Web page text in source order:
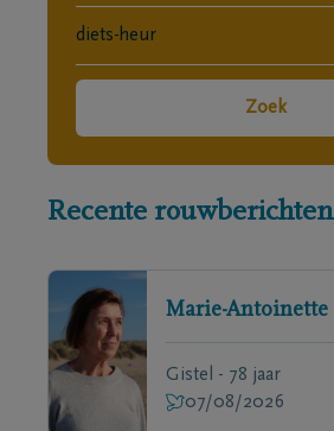
Zoek
Recente rouwberichten
Marie-Antoinette
Gistel - 78 jaar
07/08/2026